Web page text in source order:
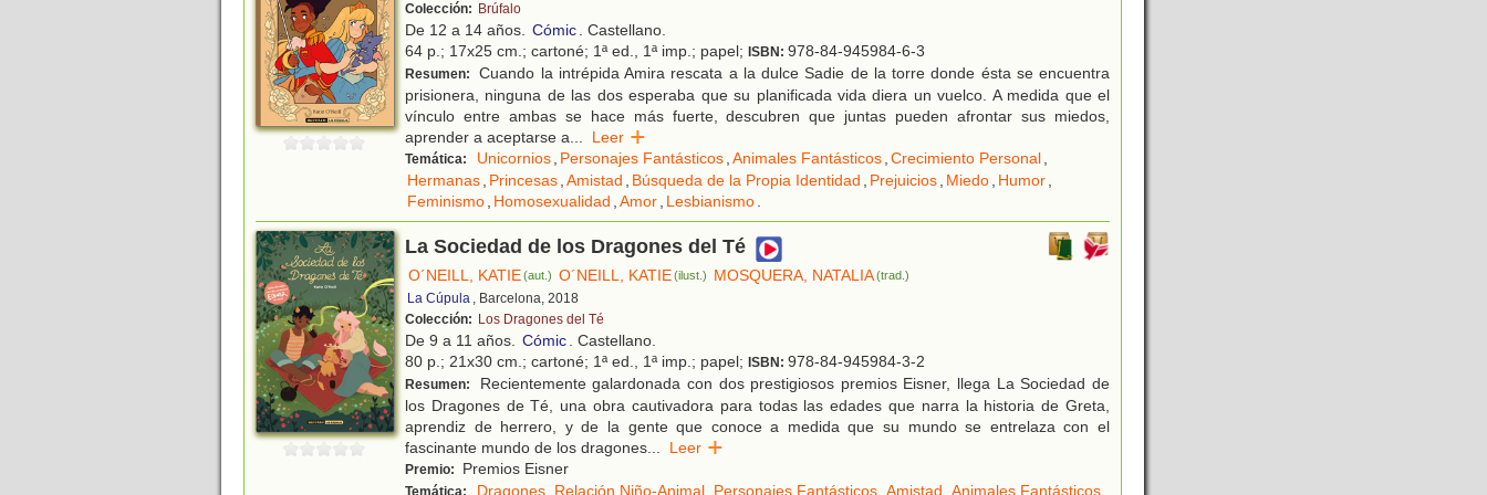
Colección: Brúfalo
De 12 a 14 años. Cómic. Castellano.
64 p.; 17x25 cm.; cartoné; 1ª ed., 1ª imp.; papel; ISBN: 978-84-945984-6-3
Resumen:
Cuando la intrépida Amira rescata a la dulce Sadie de la torre donde ésta se encuentra
prisionera, ninguna de las dos esperaba que su planificada vida diera un vuelco. A medida que el
vínculo entre ambas se hace más fuerte, descubren que juntas pueden afrontar sus miedos,
aprender a aceptarse a... Leer
Temática: Unicornios, Personajes Fantásticos,Animales Fantásticos,Crecimiento Personal,
Hermanas, Princesas,Amistad , Búsqueda de la Propia Identidad , Prejuicios, Miedo, Humor,
Feminismo, Homosexualidad ,Amor, Lesbianismo.
La Sociedad de los Dragones del Té
O´NEILL, KATIE(aut.) O´NEILL, KATIE(ilust.) MOSQUERA, NATALIA(trad.)
La Cúpula , Barcelona, 2018
Colección: Los Dragones del Té
De 9 a 11 años. Cómic. Castellano.
80 p.; 21x30 cm.; cartoné; 1ª ed., 1ª imp.; papel; ISBN: 978-84-945984-3-2
Resumen:
Recientemente galardonada con dos prestigiosos premios Eisner, llega La Sociedad de
los Dragones de Té, una obra cautivadora para todas las edades que narra la historia de Greta,
aprendiz de herrero, y de la gente que conoce a medida que su mundo se entrelaza con el
fascinante mundo de los dragones... Leer
Premio: Premios Eisner
Dragones Relación Niño-Animal Personajes Fantásticos Amistad Animales Fantásticos